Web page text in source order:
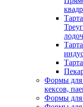
Формы для
кексов,
Формы